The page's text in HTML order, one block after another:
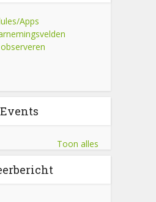
Apps
Events
Toon alles